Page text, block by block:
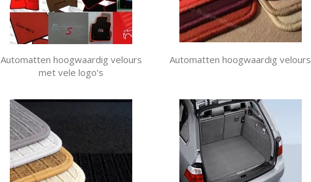
Automatten hoogwaardig velours
met vele logo's
Automatten hoogwaardig velours